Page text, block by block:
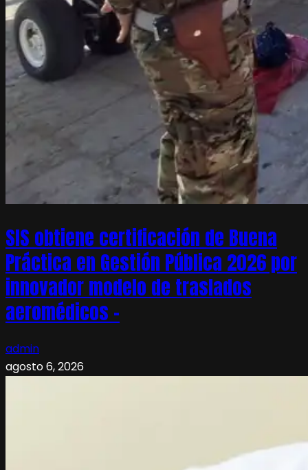
SIS obtiene certificación de Buena
Práctica en Gestión Pública 2026 por
innovador modelo de traslados
aeromédicos –
admin
agosto 6, 2026